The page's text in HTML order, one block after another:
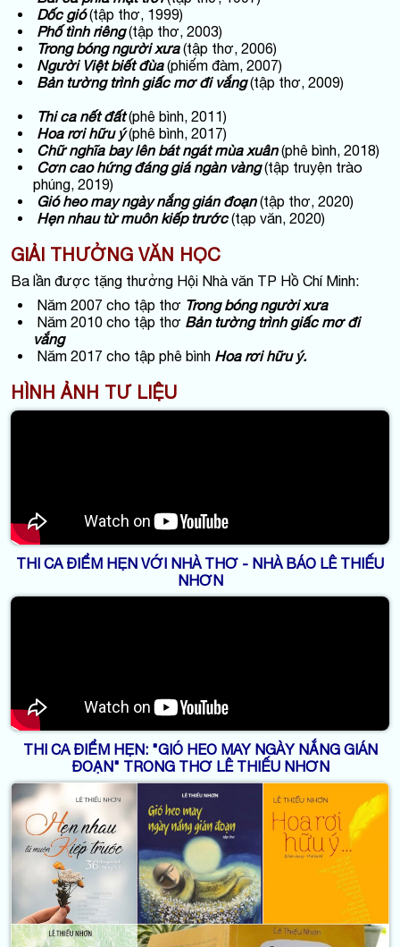
Dốc gió(tập thơ, 1999)
Phố tình riêng(tập thơ, 2003)
Trong bóng người xưa(tập thơ, 2006)
Người Việt biết đùa(phiếm đàm, 2007)
Bản tường trình giấc mơ đi vắng(tập thơ, 2009)
Thi ca nết đất(phê bình, 2011)
Hoa rơi hữu ý(phê bình, 2017)
Chữ nghĩa bay lên bát ngát mùa xuân(phê bình, 2018)
Cơn cao hứng đáng giá ngàn vàng(tập truyện trào
phúng, 2019)
Gió heo may ngày nắng gián đoạn(tập thơ, 2020)
Hẹn nhau từ muôn kiếp trước(tạp văn, 2020)
GIẢI THƯỞNG VĂN HỌC
Ba lần được tặng thưởng Hội Nhà văn TP Hồ Chí Minh:
Năm 2007 cho tập thơ Trong bóng người xưa
Năm 2010 cho tập thơ Bản tường trình giấc mơ đi
vắng
Năm 2017 cho tập phê bình Hoa rơi hữu ý.
HÌNH ẢNH TƯ LIỆU
THI CA ĐIỂM HẸN VỚI NHÀ THƠ - NHÀ BÁO LÊ THIẾU
NHƠN
THI CA ĐIỂM HẸN: "GIÓ HEO MAY NGÀY NẮNG GIÁN
ĐOẠN" TRONG THƠ LÊ THIẾU NHƠN